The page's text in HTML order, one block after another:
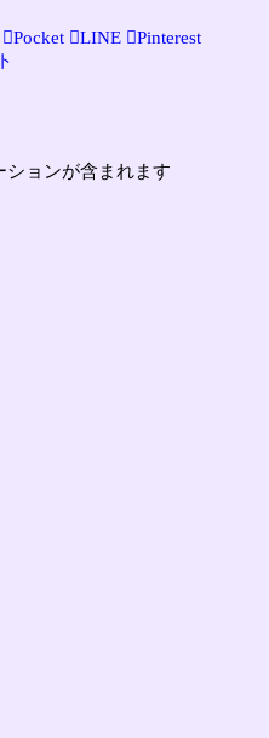
Pocket LINE
Pinterest
ョンが含まれます